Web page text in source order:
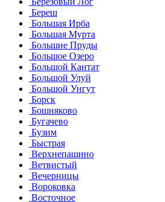
Береш
Большая Ирба
Большая Мурта
Большие Пруды
Большое Озеро
Большой Кантат
Большой Улуй
Большой Унгут
Борск
Бошняково
Бугачево
Бузим
Быстрая
Верхнепашино
Ветвистый
Вечерницы
Вороковка
Восточное